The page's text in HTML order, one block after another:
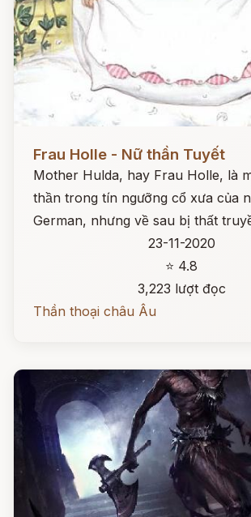
Frau Holle - Nữ thần Tuyết
Mother Hulda, hay Frau Holle, là
thần trong tín ngưỡng cổ xưa của
German, nhưng về sau bị thất
23-11-2020
⭐ 4.8
3,223 lượt đọc
Thần thoại châu Âu